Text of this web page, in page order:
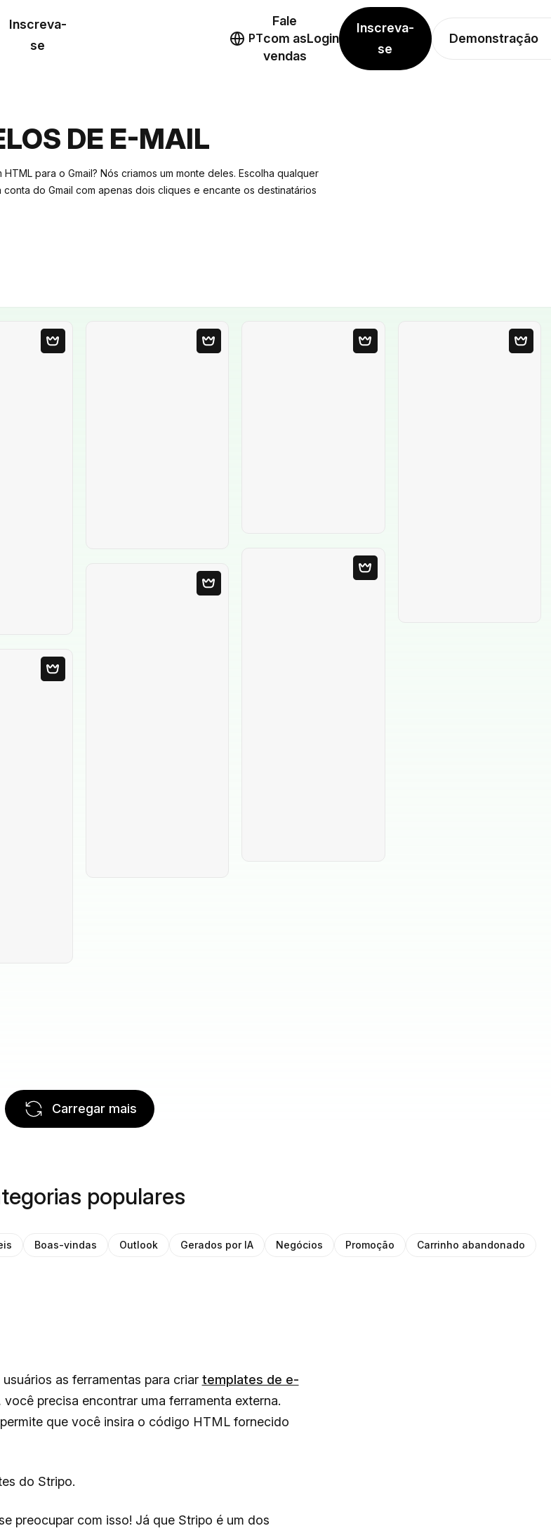
Inscreva-
se
PT
Fale
com as
vendas
Login
Inscreva-
se
Demonstração
DE E-MAIL
para o Gmail? Nós criamos um monte deles. Escolha qualquer
do Gmail com apenas dois cliques e encante os destinatários
Carregar mais
populares
Boas-vindas Outlook Gerados por IA Negócios Promoção Carrinho abandonado
as ferramentas para criar templates de e-
você precisa encontrar uma ferramenta externa.
que você insira o código HTML fornecido
do Stripo.
preocupar com isso! Já que Stripo é um dos